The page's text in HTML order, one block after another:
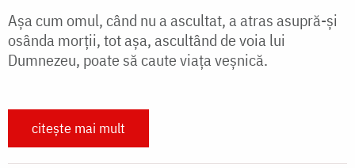
Așa cum omul, când nu a ascultat, a atras asupră-și
osânda morții, tot așa, ascultând de voia lui
Dumnezeu, poate să caute viața veșnică.
citește mai mult